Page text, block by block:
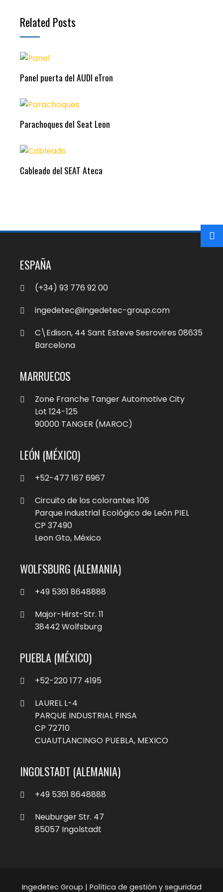
Related Posts
Panel puerta del AUDI eTron
Parachoques del Seat Leon
Cableado del SEAT Ateca
ESPAÑA
(+34) 93 776 92 00
ingedetec@ingedetec-group.com
C\Edison, 44 Sant Esteve Sesrovires 08635
Barcelona
MARRUECOS
Zone Franche Tanger Automotive City
Lot 124-125
90000 TANGER (MAROC)
LEÓN (MÉXICO)
+52-477 167 6967
Circuito de los colorantes 106
Parque industrial Ecológico de León PIEL
CP 37490
Leon Gto, México
WOLFSBURG (ALEMANIA)
+49 5361 8648888
Major-Hirst-Str. 11
38442 Wolfsburg
PUEBLA (MÉXICO)
+52-220 177 4195
LAUREL L-4
PARQUE INDUSTRIAL FINSA
CP 72710
CUAUTLANCINGO PUEBLA, MEXICO
INGOLSTADT (ALEMANIA)
+49 5361 8648888
Neuburger Str. 47
85057 Ingolstadt
Ingedetec Group | Política de gestión y seguridad